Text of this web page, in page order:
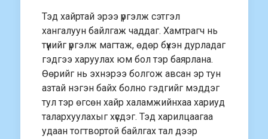
Тэд хайртай эрээ үргэлж сэтгэл
хангалуун байлгаж чаддаг. Хамтрагч нь
түүнийг үргэлж магтаж, өдөр бүхэн дурладаг
гэдгээ харуулах юм бол тэр баярлана.
Өөрийг нь эхнэрээ болгож авсан эр тун
азтай нэгэн байх болно гэдгийг мэддэг
тул тэр өгсөн хайр халамжийнхаа хариуд
талархуулахыг хүсдэг. Тэд харилцаагаа
удаан тогтвортой байлгах тал дээр